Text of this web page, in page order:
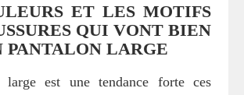
ET LES MOTIFS
QUI VONT BIEN
PANTALON LARGE
large est une tendance forte ces